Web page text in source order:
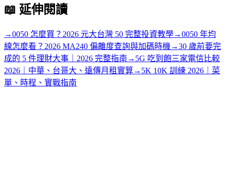
📖 延伸閱讀
→0050 怎麼買？2026 元大台灣 50 完整投資教學→0050 年均
線怎麼看？2026 MA240 偏離度查詢與加碼時機 →30 歲前要完
成的 5 件理財大事｜2026 完整指南 → 5G 吃到飽三家電信比較
2026｜中華、台哥大、遠傳月租實算→ 5K 10K 訓練 2026｜菜
單、時程、實戰指南